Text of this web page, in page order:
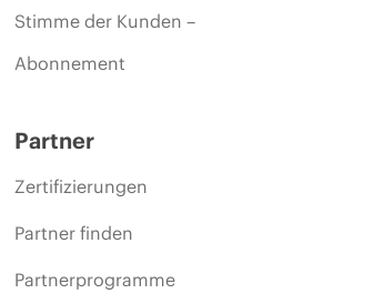
Stimme der Kunden –
Abonnement
Partner
Zertifizierungen
Partner finden
Partnerprogramme